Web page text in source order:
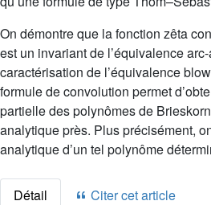
On démontre que la fonction zêta
est un invariant de l’équivalence
caractérisation de l’équivalence
formule de convolution permet
partielle des polynômes de
analytique près. Plus précisément,
analytique d’un tel polynôme
Détail
Citer cet article